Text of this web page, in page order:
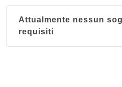
Attualmente nessun
requisiti